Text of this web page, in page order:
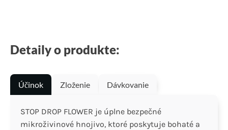
Detaily o produkte:
Účinok Zloženie Dávkovanie
STOP DROP FLOWER je úplne bezpečné
mikroživinové hnojivo, ktoré poskytuje bohaté a